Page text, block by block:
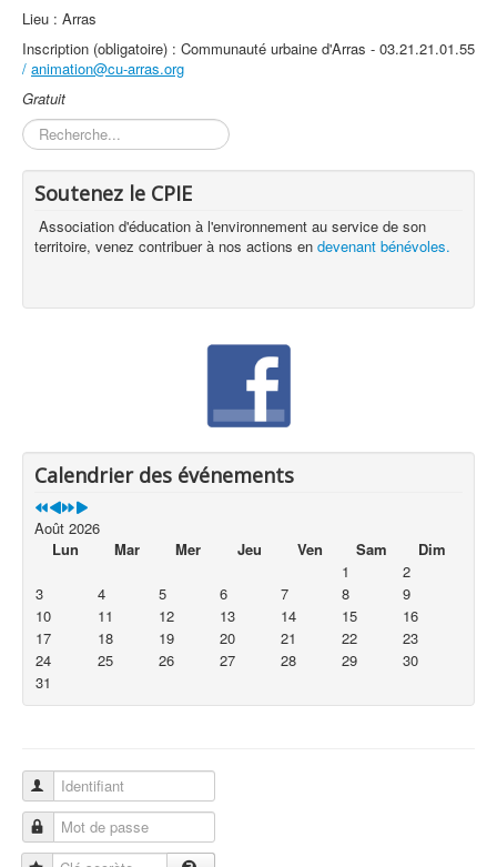
Lieu : Arras
Inscription (obligatoire) : Communauté urbaine d'Arras - 03.21.21.01.55
/ animation@cu-arras.org
Gratuit
Rechercher
Soutenez le CPIE
Association d'éducation à l'environnement au service de son
territoire, venez contribuer à nos actions en devenant bénévoles.
Calendrier des événements
Août 2026
Lun
Mar Mer Jeu Ven Sam
Dim
1
2
3
4 5 6 7 8
9
10
11 12 13 14 15
16
17
18 19 20 21 22
23
24
25 26 27 28 29
30
31
Identifiant
Mot de passe